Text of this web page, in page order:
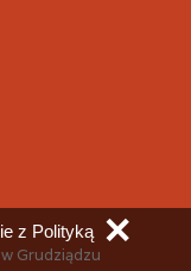
Grudziądzu
✕
z Polityką